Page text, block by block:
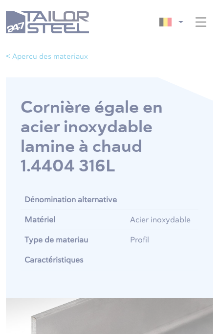
< Apercu des materiaux
Cornière égale en
acier inoxydable
lamine à chaud
1.4404 316L
Dénomination alternative
Matériel Acier inoxydable
Type de materiau Profil
Caractéristiques